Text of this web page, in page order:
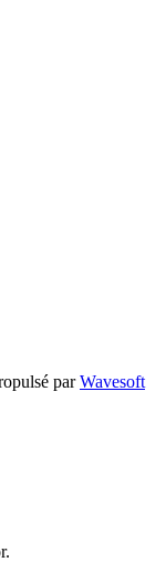
parWavesoft